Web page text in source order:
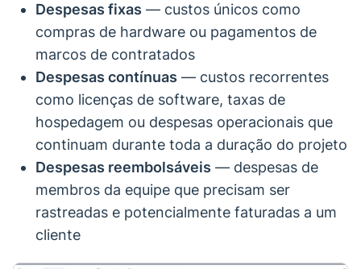
Despesas fixas — custos únicos como
compras de hardware ou pagamentos de
marcos de contratados
Despesas contínuas — custos recorrentes
como licenças de software, taxas de
hospedagem ou despesas operacionais que
continuam durante toda a duração do projeto
Despesas reembolsáveis — despesas de
membros da equipe que precisam ser
rastreadas e potencialmente faturadas a um
cliente